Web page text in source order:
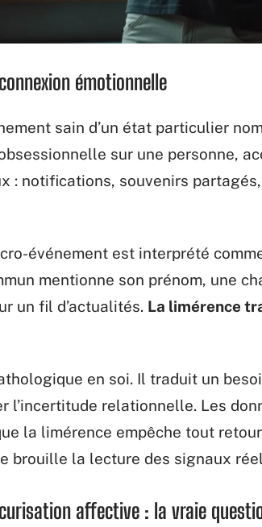
émotionnelle
sain d’un état particulier
sur une personne,
: notifications, souvenirs
événement est interprété
mentionne son prénom, une
un fil d’actualités. La limérence
en soi. Il traduit un
l’incertitude relationnelle. Les
la limérence empêche tout
brouille la lecture des signaux
affective : la vraie